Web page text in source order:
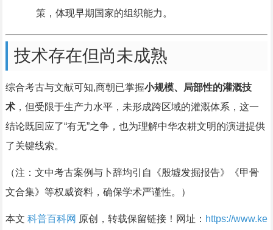
策，体现早期国家的组织能力。
技术存在但尚未成熟
综合考古与文献可知,商朝已掌握小规模、局部性的灌溉技
术，但受限于生产力水平，未形成跨区域的灌溉体系，这一
结论既回应了“有无”之争，也为理解中华农耕文明的演进提供
了关键线索。
（注：文中考古案例与卜辞均引自《殷墟发掘报告》《甲骨
文合集》等权威资料，确保学术严谨性。）
本文 科普百科网 原创，转载保留链接！网址： https://www.ke